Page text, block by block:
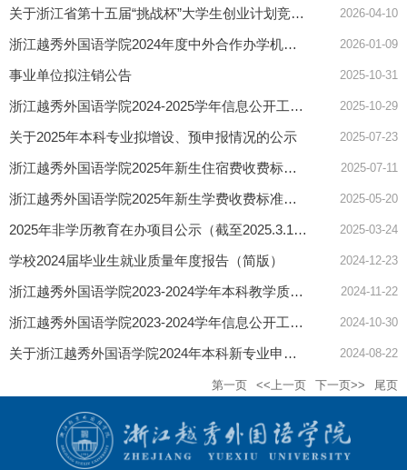
关于浙江省第十五届“挑战杯”大学生创业计划竞赛推荐省赛名单公示 2026-04-10
浙江越秀外国语学院2024年度中外合作办学机构办学年报 2026-01-09
事业单位拟注销公告 2025-10-31
浙江越秀外国语学院2024-2025学年信息公开工作年度报告（2025年） 2025-10-29
关于2025年本科专业拟增设、预申报情况的公示 2025-07-23
浙江越秀外国语学院2025年新生住宿费收费标准公示 2025-07-11
浙江越秀外国语学院2025年新生学费收费标准公示 2025-05-20
2025年非学历教育在办项目公示（截至2025.3.15） 2025-03-24
学校2024届毕业生就业质量年度报告（简版） 2024-12-23
浙江越秀外国语学院2023-2024学年本科教学质量报告 2024-11-22
浙江越秀外国语学院2023-2024学年信息公开工作年度报告（2024年） 2024-10-30
关于浙江越秀外国语学院2024年本科新专业申报和2025本科新专业预申报情况的公示 2024-08-22
第一页 <<上一页 下一页>> 尾页